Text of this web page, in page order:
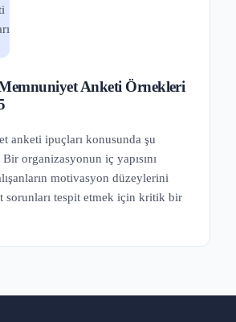
Anketi Örnekleri
anketi ipuçları konusunda şu
organizasyonun iç yapısını
motivasyon düzeylerini
sorunları tespit etmek için kritik bir